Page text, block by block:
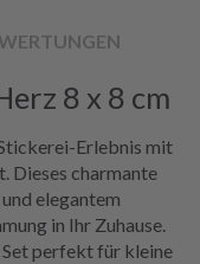
8 x 8 cm
Erlebnis mit
Dieses charmante
elegantem
in Ihr Zuhause.
perfekt für kleine